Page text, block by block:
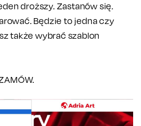
droższy. Zastanów się.
Będzie to jedna czy
także wybrać szablon